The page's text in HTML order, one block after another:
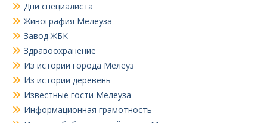
Дни специалиста
Живография Мелеуза
Завод ЖБК
Здравоохранение
Из истории города Мелеуз
Из истории деревень
Известные гости Мелеуза
Информационная грамотность